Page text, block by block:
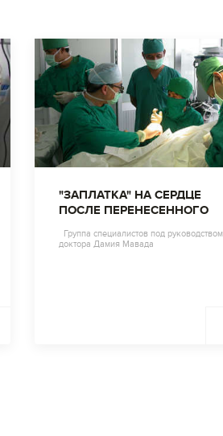
"ЗАПЛАТКА" НА СЕРДЦЕ
ПОСЛЕ ПЕРЕНЕСЕННОГО
Группа специалистов под руководством
доктора Дамия Мавада